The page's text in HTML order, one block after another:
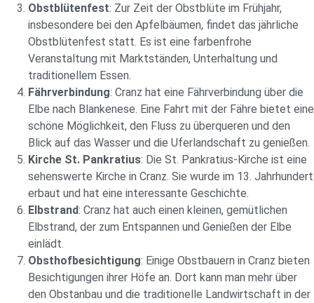
Obstblütenfest: Zur Zeit der Obstblüte im Frühjahr,
insbesondere bei den Apfelbäumen, findet das jährliche
Obstblütenfest statt. Es ist eine farbenfrohe
Veranstaltung mit Marktständen, Unterhaltung und
traditionellem Essen.
Fährverbindung: Cranz hat eine Fährverbindung über die
Elbe nach Blankenese. Eine Fahrt mit der Fähre bietet eine
schöne Möglichkeit, den Fluss zu überqueren und den
Blick auf das Wasser und die Uferlandschaft zu genießen.
Kirche St. Pankratius: Die St. Pankratius-Kirche ist eine
sehenswerte Kirche in Cranz. Sie wurde im 13. Jahrhundert
erbaut und hat eine interessante Geschichte.
Elbstrand: Cranz hat auch einen kleinen, gemütlichen
Elbstrand, der zum Entspannen und Genießen der Elbe
einlädt.
Obsthofbesichtigung: Einige Obstbauern in Cranz bieten
Besichtigungen ihrer Höfe an. Dort kann man mehr über
den Obstanbau und die traditionelle Landwirtschaft in der